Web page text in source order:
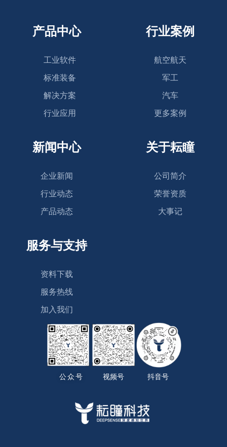
产品中心
工业软件
标准装备
解决方案
行业应用
行业案例
航空航天
军工
汽车
更多案例
新闻中心
企业新闻
行业动态
产品动态
关于耘瞳
公司简介
荣誉资质
大事记
服务与支持
资料下载
服务热线
加入我们
公众号 视频号 抖音号